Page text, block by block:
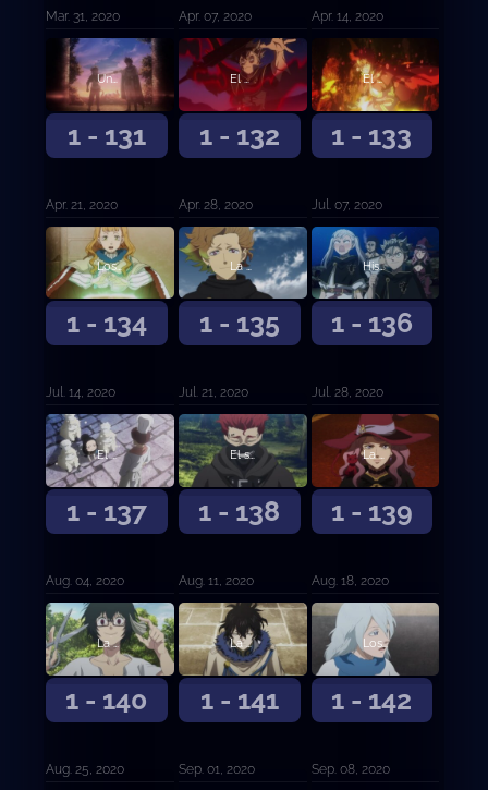
Mar. 31, 2020 Apr. 07, 2020 Apr. 14, 2020
1 - 131
Una nueva determinación
Apr. 21, 2020
1 - 132
El despertar del león
Apr. 28, 2020
1 - 133
El despertar del león (continuación)
Jul. 07, 2020
1 - 134
Los convocados
Jul. 14, 2020
1 - 135
La persona en mi corazón, mi corazón, mi corazón
Jul. 21, 2020
1 - 136
Historia submarina oscura
Jul. 28, 2020
1 - 137
El hambre centenaria de Charmy y la soledad milenaria de Gordon
Aug. 04, 2020
1 - 138
El sucesor de Zara
Aug. 11, 2020
1 - 139
La bruja vuelve a casa
Aug. 18, 2020
1 - 140
La petición de Julius
Aug. 25, 2020
1 - 141
La familia dorada
Sep. 01, 2020
1 - 142
Los que se quedaron atrás
Sep. 08, 2020